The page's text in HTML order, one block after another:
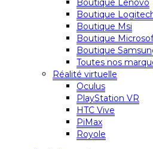
Boutique Lenovo
Boutique
Boutique Msi
Boutique
Boutique
Toutes nos
Réalité virtuelle
Oculus
PlayStation VR
HTC Vive
PiMax
Royole